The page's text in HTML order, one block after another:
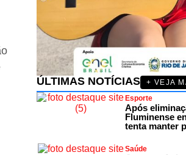
ÚLTIMAS NOTÍCIAS
+ VEJA
Esporte
Após
Fluminense
tenta manter
Saúde